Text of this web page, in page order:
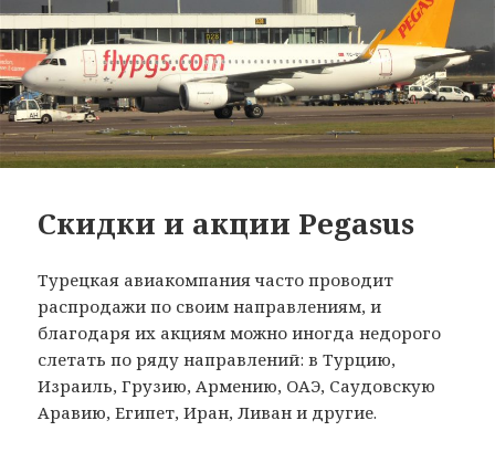
Скидки и акции Pegasus
Турецкая авиакомпания часто проводит
распродажи по своим направлениям, и
благодаря их акциям можно иногда недорого
слетать по ряду направлений: в Турцию,
Израиль, Грузию, Армению, ОАЭ, Саудовскую
Аравию, Египет, Иран, Ливан и другие.